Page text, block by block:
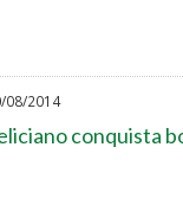
08/2014
conquista